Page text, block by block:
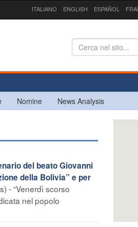
ITALIANO ENGLISH ESPAÑOL
Nomine News Analysis
del beato Giovanni
della Bolivia” e per
- “Venerdì scorso
nel popolo